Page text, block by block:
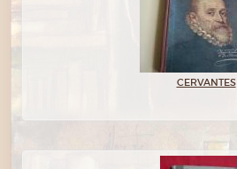
CERVANTES